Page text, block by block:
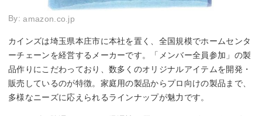
By:amazon.co.jp
カインズは埼玉県本庄市に本社を置く、全国規模でホームセンタ
ーチェーンを経営するメーカーです。「メンバー全員参加」の製
品作りにこだわっており、数多くのオリジナルアイテムを開発・
販売しているのが特徴。家庭用の製品からプロ向けの製品まで、
多様なニーズに応えられるラインナップが魅力です。